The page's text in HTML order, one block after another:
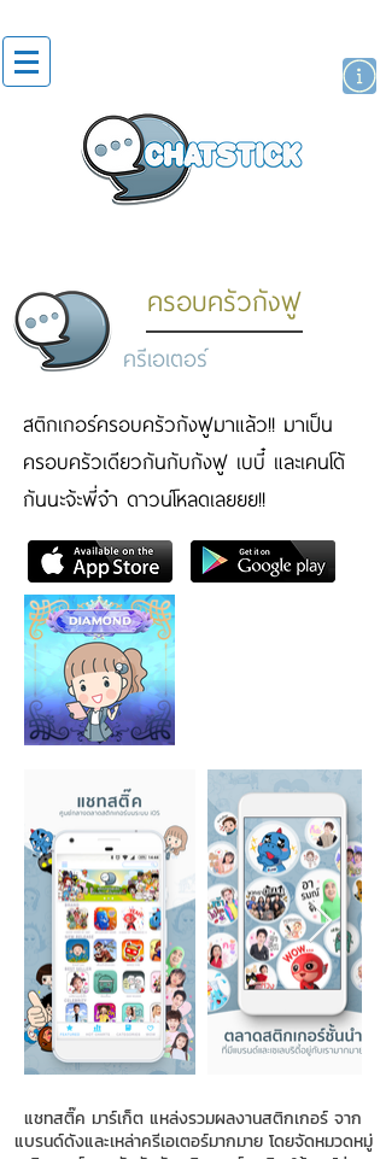
ครอบครัวกังฟู
ครีเอเตอร์
สติกเกอร์ครอบครัวกังฟูมาแล้ว!! มาเป็น
ครอบครัวเดียวกันกับกังฟู เบบี๋ และเคนโด้
กันนะจ้ะพี่จ๋า ดาวน์โหลดเลยยย!!
แชทสติ๊ค มาร์เก็ต แหล่งรวมผลงานสติกเกอร์ จาก
แบรนด์ดังและเหล่าครีเอเตอร์มากมาย โดยจัดหมวดหมู่